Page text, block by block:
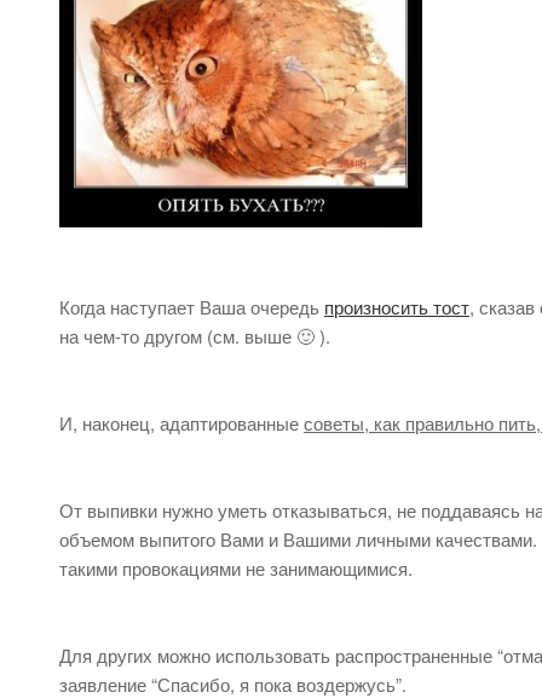
Когда наступает Ваша очередь произносить тост,
на чем-то другом (см. выше 🙂 ).
И, наконец, адаптированныесоветы, как правильно
От выпивки нужно уметь отказываться, не поддаваясь
объемом выпитого Вами и Вашими личными
такими провокациями не занимающимися.
Для других можно использовать распространенные
заявление “Спасибо, я пока воздержусь”.